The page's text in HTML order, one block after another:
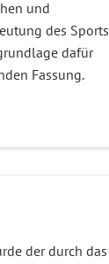
und
des Sports
dafür
Fassung.
der durch das